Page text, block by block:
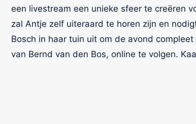
een livestream een unieke sfeer te creëren
zal Antje zelf uiteraard te horen zijn en
Bosch in haar tuin uit om de avond
van Bernd van den Bos, online te volgen.